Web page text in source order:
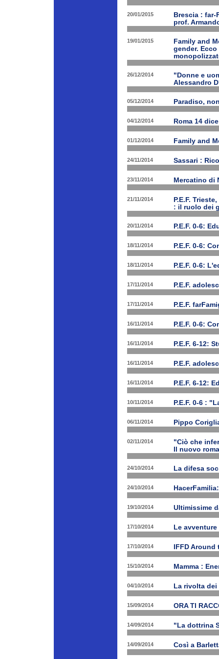
20/01/2015
Brescia :
prof.
19/01/2015
Family and
gender.
26/12/2014
"Donne e
Alessandro
05/12/2014 Paradiso,
04/12/2014 Roma 14
01/12/2014 Family and
24/11/2014 Sassari :
23/11/2014 Mercatino di
21/11/2014
P.E.F.
: il ruolo dei
20/11/2014 P.E.F. 0-6:
18/11/2014 P.E.F. 0-6:
18/11/2014 P.E.F. 0-6:
17/11/2014 P.E.F.
17/11/2014 P.E.F.
16/11/2014 P.E.F. 0-6:
16/11/2014 P.E.F. 6-12:
16/11/2014 P.E.F.
16/11/2014 P.E.F. 6-12:
10/11/2014 P.E.F. 0-6 :
06/11/2014 Pippo
02/11/2014
"Ciò che
Il nuovo
24/10/2014 La difesa
24/10/2014
19/10/2014 Ultimissime
17/10/2014 Le
17/10/2014 IFFD
15/10/2014 Mamma :
04/10/2014 La rivolta
15/09/2014 ORA TI
14/09/2014 "La dottrina
14/09/2014 Così a